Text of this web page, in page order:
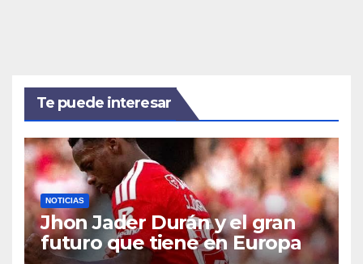
Te puede interesar
NOTICIAS
Jhon Jader Durán y el gran
futuro que tiene en Europa